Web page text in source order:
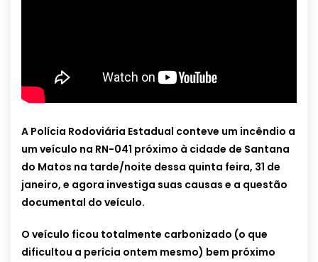
A Polícia Rodoviária Estadual conteve um incêndio a
um veículo na RN-041 próximo à cidade de Santana
do Matos na tarde/noite dessa quinta feira, 31 de
janeiro, e agora investiga suas causas e a questão
documental do veículo.
O veículo ficou totalmente carbonizado (o que
dificultou a perícia ontem mesmo) bem próximo